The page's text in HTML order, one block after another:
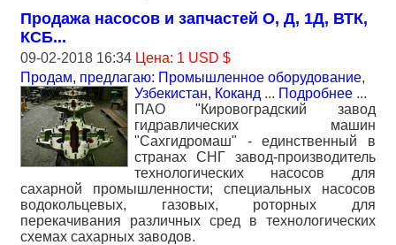
Продажа насосов и запчастей О, Д, 1Д, ВТК,
КСБ...
09-02-2018 16:34 Цена: 1 USD $
Продам, предлагаю: Промышленное оборудование,
Узбекистан, Коканд ... Подробнее ...
ПАО "Кировоградский завод
гидравлических машин
"Сахгидромаш" - единственный в
странах СНГ завод-производитель
технологических насосов для
сахарной промышленности; специальных насосов
водокольцевых, газовых, роторных для
перекачивания различных сред в технологических
схемах сахарных заводов.